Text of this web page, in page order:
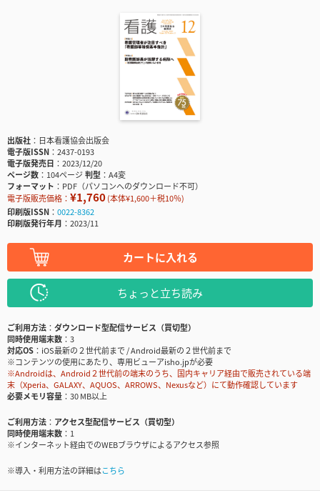
出版社
日本看護協会出版会
電子版ISSN
2437-0193
電子版発売日
2023/12/20
ページ数
104ページ判型
A4変
フォーマット
PDF（パソコンへのダウンロード不可）
電子版販売価格： ¥1,760(本体¥1,600＋税10％)
印刷版ISSN
0022-8362
印刷版発行年月
2023/11
カートに入れる
ちょっと立ち読み
ご利用方法
ダウンロード型配信サービス（買切型）
同時使用端末数
3
対応OS
iOS最新の２世代前まで / Android最新の２世代前まで
※コンテンツの使用にあたり、専用ビューアisho.jpが必要
※Androidは、Android２世代前の端末のうち、国内キャリア経由で販売されている端
末（Xperia、GALAXY、AQUOS、ARROWS、Nexusなど）にて動作確認しています
必要メモリ容量
30 MB以上
ご利用方法
アクセス型配信サービス（買切型）
同時使用端末数
1
※インターネット経由でのWEBブラウザによるアクセス参照
※導入・利用方法の詳細はこちら